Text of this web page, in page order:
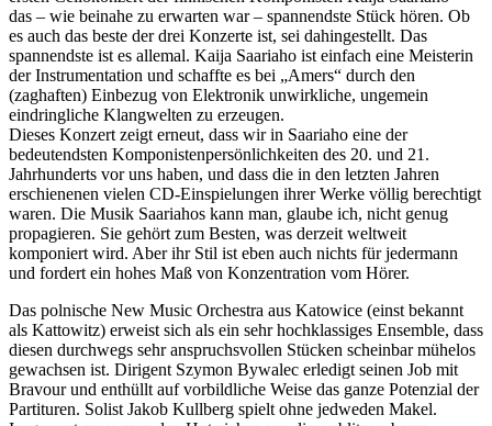
das – wie beinahe zu erwarten war – spannendste Stück hören. Ob
es auch das beste der drei Konzerte ist, sei dahingestellt. Das
spannendste ist es allemal. Kaija Saariaho ist einfach eine Meisterin
der Instrumentation und schaffte es bei „Amers“ durch den
(zaghaften) Einbezug von Elektronik unwirkliche, ungemein
eindringliche Klangwelten zu erzeugen.
Dieses Konzert zeigt erneut, dass wir in Saariaho eine der
bedeutendsten Komponistenpersönlichkeiten des 20. und 21.
Jahrhunderts vor uns haben, und dass die in den letzten Jahren
erschienenen vielen CD-Einspielungen ihrer Werke völlig berechtigt
waren. Die Musik Saariahos kann man, glaube ich, nicht genug
propagieren. Sie gehört zum Besten, was derzeit weltweit
komponiert wird. Aber ihr Stil ist eben auch nichts für jedermann
und fordert ein hohes Maß von Konzentration vom Hörer.
Das polnische New Music Orchestra aus Katowice (einst bekannt
als Kattowitz) erweist sich als ein sehr hochklassiges Ensemble, dass
diesen durchwegs sehr anspruchsvollen Stücken scheinbar mühelos
gewachsen ist. Dirigent Szymon Bywalec erledigt seinen Job mit
Bravour und enthüllt auf vorbildliche Weise das ganze Potenzial der
Partituren. Solist Jakob Kullberg spielt ohne jedweden Makel.